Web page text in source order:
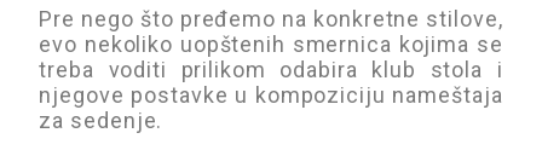
Pre nego što pređemo na konkretne stilove,
evo nekoliko uopštenih smernica kojima se
treba voditi prilikom odabira klub stola i
njegove postavke u kompoziciju nameštaja
za sedenje.